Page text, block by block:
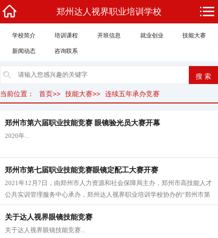
郑州达人视界职业培训学校
学校简介 培训课程 开班信息 就业创业 技能大赛
新闻动态 咨询联系
当前位置： 首页>> 技能大赛>> 连续五年承办竞赛
郑州市第六届职业技能竞赛 眼镜验光员大赛开幕
2020年...
郑州市第七届职业技能竞赛眼镜定配工大赛开赛
2021年12月7日，由郑州市人力资源和社会保障局主办，郑州市高技能人才
公共实训管理服务中心承办，郑州达人视界职业培训学校协办的“郑州市第
七届职业技能竞赛眼镜定配工大赛”在郑州达人视界职业培训学校拉开帷
幕。本次大赛于12月7—8号为期2天进行，主题为“展技能风采，铸郑州工
匠”，来自全市20余家眼科门诊、70余家眼镜...
关于达人视界眼镜技能竞赛
关于达人视界眼镜技能竞赛...